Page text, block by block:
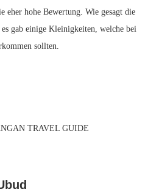
eher hohe Bewertung. Wie gesagt die
gab einige Kleinigkeiten, welche bei
sollten.